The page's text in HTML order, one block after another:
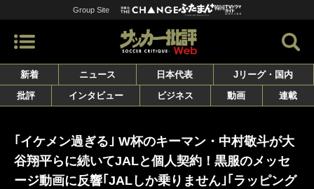
Group Site
新着 ニュース 日本代表
Jリーグ・国内
批評
インタビュー ビジネス 動画 連載
｢イケメン過ぎる｣ W杯のキーマン・中村敬斗が大
谷翔平らに続いてJALと個人契約！黒服のメッセ
ージ動画に反響｢JALしか乗りません｣｢ラッピング